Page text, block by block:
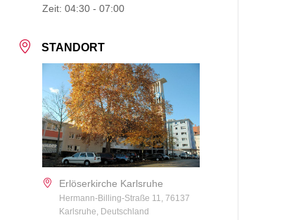
Zeit:04:30 - 07:00
STANDORT
Erlöserkirche Karlsruhe
Hermann-Billing-Straße 11, 76137
Karlsruhe, Deutschland